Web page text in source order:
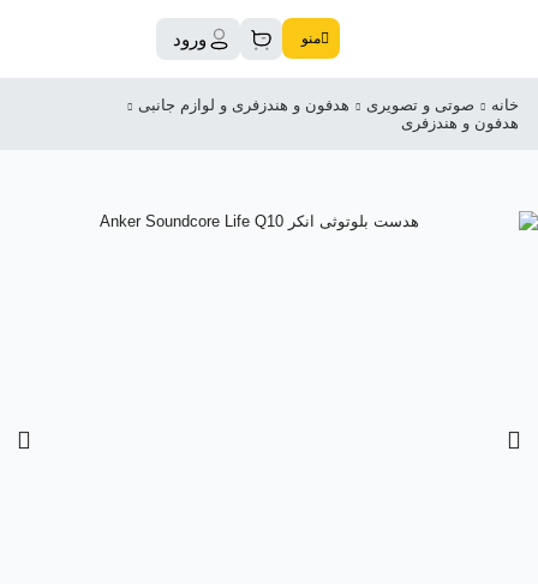
منو ورود
خانه صوتی و تصویری
هدفون و هندزفری و لوازم جانبی
هدفون و هندزفری